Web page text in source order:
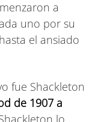
a
uno por su
el ansiado
fue Shackleton
de 1907 a
lo